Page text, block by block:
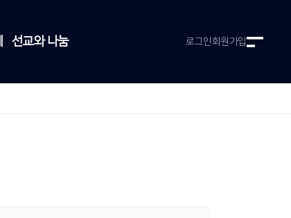
선교와 나눔 로그인회원가입